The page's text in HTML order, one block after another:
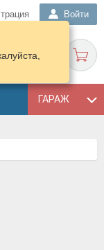
Войти
ГАРАЖ